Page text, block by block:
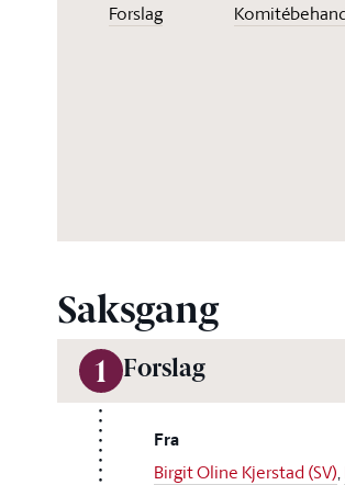
Forslag
Saksgang
1 Forslag
Fra
Birgit Oline Kjerstad (SV),